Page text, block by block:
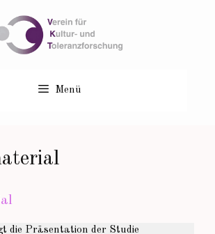
Menü
die Präsentation der Studie